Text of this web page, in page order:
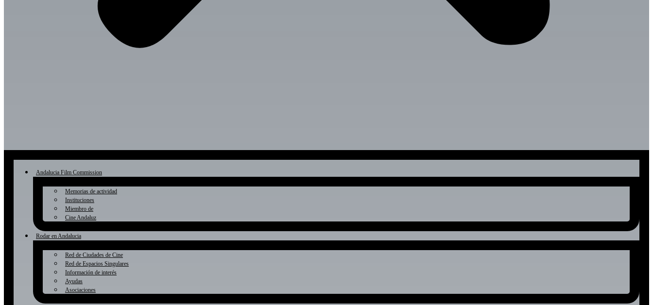
Andalucia Film Commission
Memorias de actividad
Instituciones
Miembro de
Cine Andaluz
Rodar en Andalucia
Red de Ciudades de Cine
Red de Espacios Singulares
Información de interés
Ayudas
Asociaciones